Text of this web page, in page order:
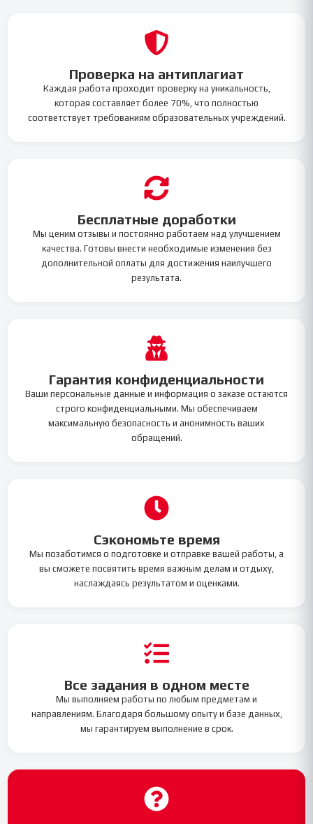
Проверка на антиплагиат
Каждая работа проходит проверку на уникальность,
которая составляет более 70%, что полностью
соответствует требованиям образовательных учреждений.
Бесплатные доработки
Мы ценим отзывы и постоянно работаем над улучшением
качества. Готовы внести необходимые изменения без
дополнительной оплаты для достижения наилучшего
результата.
Гарантия конфиденциальности
Ваши персональные данные и информация о заказе остаются
строго конфиденциальными. Мы обеспечиваем
максимальную безопасность и анонимность ваших
обращений.
Сэкономьте время
Мы позаботимся о подготовке и отправке вашей работы, а
вы сможете посвятить время важным делам и отдыху,
наслаждаясь результатом и оценками.
Все задания в одном месте
Мы выполняем работы по любым предметам и
направлениям. Благодаря большому опыту и базе данных,
мы гарантируем выполнение в срок.